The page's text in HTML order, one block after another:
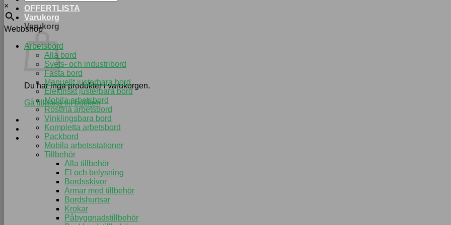
OFFERTLISTA
Varukorg
Varukorg
Du har inga produkter i varukorgen.
Gå tillbaka till butiken
×
Webbshop
Arbetsbord
Alla bord
Svets- och industribord
Fasta bord
Manuellt justerbara bord
Elektriskt justerbara bord
Mobila arbetsbord
Rostfria arbetsbord
Vinklingsbara bord
Kompletta arbetsbord
Packbord
Mobila arbetsstationer
Tillbehör
Alla tillbehör
El och belysning
Bordsskivor
Armar med tillbehör
Bordshurtsar
Krokar
Påbyggnadstillbehör